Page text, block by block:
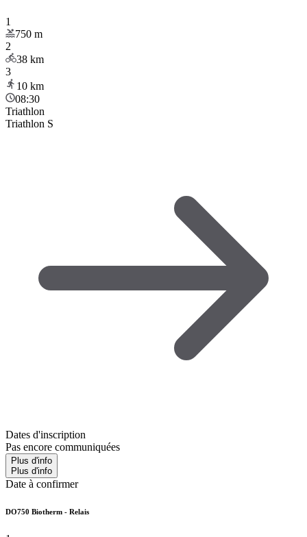
1
750 m
2
38 km
3
10 km
08:30
Triathlon
Triathlon S
Dates d'inscription
Pas encore communiquées
Plus d'info
Plus d'info
Date à confirmer
DO750 Biotherm - Relais